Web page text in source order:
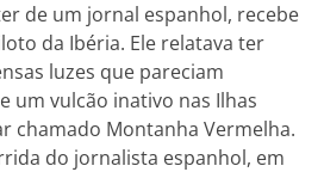
de um jornal espanhol, recebe
da Ibéria. Ele relatava ter
luzes que pareciam
um vulcão inativo nas Ilhas
chamado Montanha Vermelha.
do jornalista espanhol, em